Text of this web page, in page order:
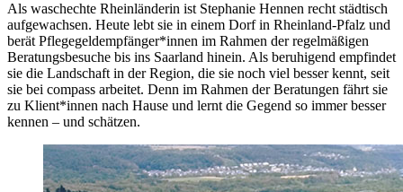
Als waschechte Rheinländerin ist Stephanie Hennen recht städtisch
aufgewachsen. Heute lebt sie in einem Dorf in Rheinland-Pfalz und
berät Pflegegeldempfänger*innen im Rahmen der regelmäßigen
Beratungsbesuche bis ins Saarland hinein. Als beruhigend empfindet
sie die Landschaft in der Region, die sie noch viel besser kennt, seit
sie bei compass arbeitet. Denn im Rahmen der Beratungen fährt sie
zu Klient*innen nach Hause und lernt die Gegend so immer besser
kennen – und schätzen.